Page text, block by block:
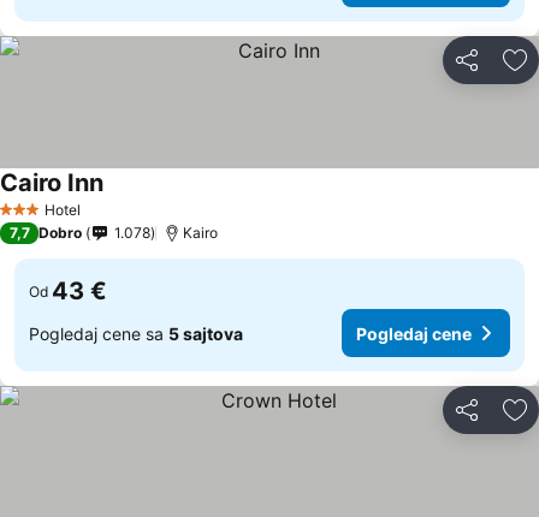
Deli
3 Zvezdice
Hotel
Cairo InnPogledaj cene
7,7 Dobro 1.078 Kairo
Od 43 €
Pogledaj cene sa 5 sajtova Pogledaj cene
Deli